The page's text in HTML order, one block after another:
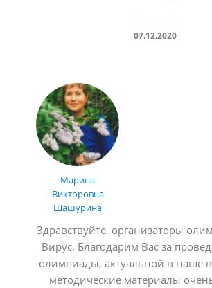
07.12.2020
Марина
Викторовна
Шашурина
Здравствуйте, организаторы
Вирус. Благодарим Вас за
олимпиады, актуальной в наше
методические материалы